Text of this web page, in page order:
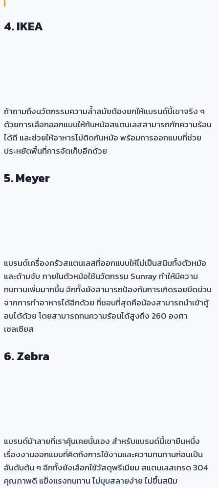
4. IKEA
ถ้าถามถึงนวัตกรรมความล้ำสมัยต้องยกให้แบรนด์นี้เขาจริง ๆ
ด้วยการเลือกออกแบบให้ก้นหม้อสแตนเลสสามารถกักความร้อน
ได้ดี และช่วยให้อาหารไม่ติดก้นหม้อ พร้อมการออกแบบที่ช่วย
ประหยัดพื้นที่การจัดเก็บอีกด้วย
5. Meyer
แบรนด์เครื่องครัวสแตนเลสที่ออกแบบให้ไม่เป็นสนิมทั้งตัวหม้อ
และด้ามจับ ภายในตัวหม้อใช้นวัตกรรม Sunray ทำให้มีความ
ทนทานเพิ่มมากขึ้น อีกทั้งยังสามารถป้องกันการเกิดรอยขีดข่วน
จากการทำอาหารได้อีกด้วย ที่ชอบที่สุดคือน้องสามารถนำเข้าตู้
อบได้ด้วย โดยสามารถทนความร้อนได้สูงถึง 260 องศา
เซลเซียส
6. Zebra
แบรนด์ม้าลายที่เราคุ้นเคยนั่นเอง สำหรับแบรนด์นี้เขายืนหนึ่ง
เรื่องงานออกแบบที่คิดถึงการใช้งานและความทนทานก่อนเป็น
อันดับต้น ๆ อีกทั้งยังเลือกใช้วัสดุพรีเมียม สแตนเลสเกรด 304
คุณภาพดี แข็งแรงทนทาน ไม่บุบสลายง่าย ไม่ขึ้นสนิม